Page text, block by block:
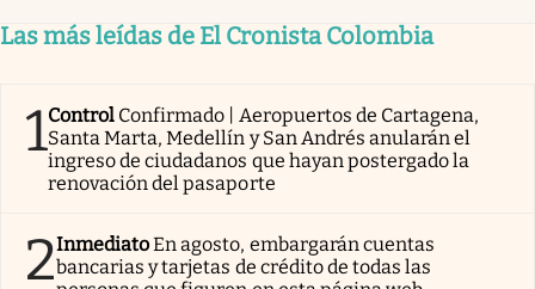
Las más leídas de El Cronista Colombia
1Control Confirmado | Aeropuertos de Cartagena,
Santa Marta, Medellín y San Andrés anularán el
ingreso de ciudadanos que hayan postergado la
renovación del pasaporte
2InmediatoEn agosto, embargarán cuentas
bancarias y tarjetas de crédito de todas las